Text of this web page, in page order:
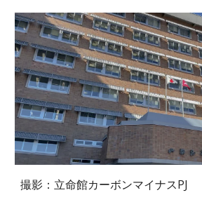
撮影：立命館カーボンマイナスPJ